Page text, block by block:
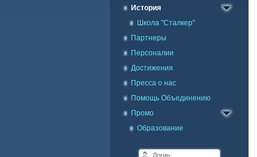
История
Школа "Сталкер"
Партнеры
Персоналии
Достижения
Пресса о нас
Помощь Объединению
Промо
Образование